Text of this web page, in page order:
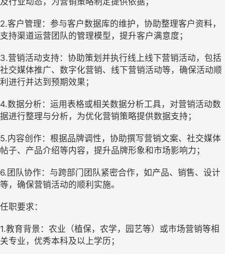
2.客户管理：参与客户数据库的维护，协助整理客户资料，
支持渠道运营团队的管理模型，提升客户满意度；
3.营销活动支持：协助策划并执行线上线下营销活动，包括
社交媒体推广、数字化营销、线下营销活动等，确保活动顺
利进行并达到预期效果；
4.数据分析：运用表格或相关数据分析工具，对营销活动数
据进行整理与分析，为优化营销策略提供数据支持；
5.内容创作：根据品牌调性，协助撰写营销文案、社交媒体
帖子、产品介绍等内容，提升品牌形象和市场影响力；
6.团队协作：与跨部门团队紧密合作，如产品、销售、设计
等，确保营销活动的顺利实施。
任职要求：
1.教育背景：农业（植保，农学，园艺等）或市场营销等相
关专业，优秀本科及以上学历；